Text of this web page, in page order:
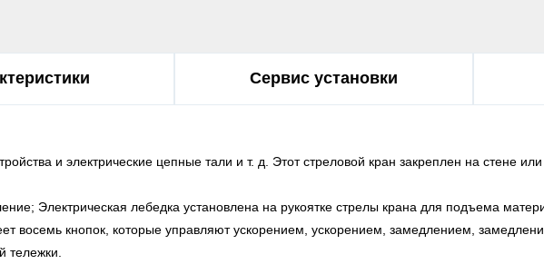
Сервис установки
и электрические цепные тали и т. д. Этот стреловой кран закреплен на стене
Электрическая лебедка установлена на рукоятке стрелы крана для подъема
восемь кнопок, которые управляют ускорением, ускорением, замедлением,
тележки.